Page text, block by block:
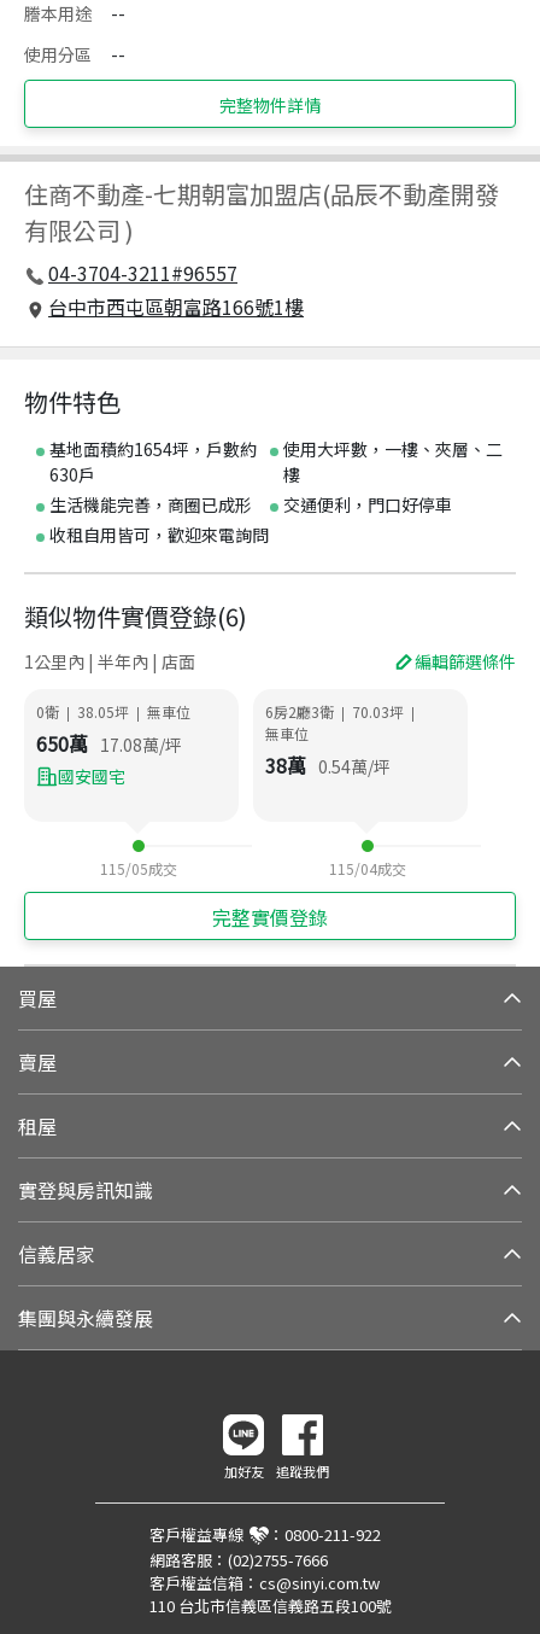
謄本用途
--
使用分區
--
完整物件詳情
住商不動產-七期朝富加盟店(品辰不動產開發
有限公司 )
04-3704-3211#96557
台中市西屯區朝富路166號1樓
物件特色
基地面積約1654坪，戶數約
630戶
使用大坪數，一樓、夾層、二
樓
生活機能完善，商圈已成形
交通便利，門口好停車
收租自用皆可，歡迎來電詢問
類似物件實價登錄(6)
1公里內 | 半年內 | 店面 編輯篩選條件
0衛 | 38.05坪 | 無車位
650萬 17.08萬/坪
國安國宅
115/05成交
6房2廳3衛 | 70.03坪 |
無車位
38萬 0.54萬/坪
115/04成交
完整實價登錄
買屋
賣屋
租屋
實登與房訊知識
信義居家
集團與永續發展
加好友 追蹤我們
客戶權益專線 ： 0800-211-922
網路客服： (02)2755-7666
客戶權益信箱： cs@sinyi.com.tw
110 台北市信義區信義路五段100號